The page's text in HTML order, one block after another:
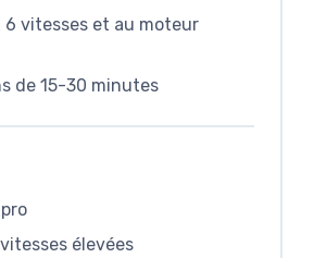
vitesses et au moteur
de 15-30 minutes
élevées